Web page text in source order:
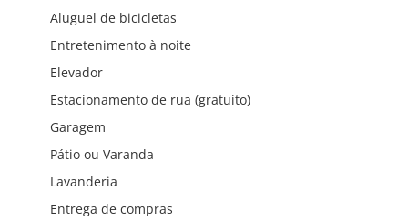
Aluguel de bicicletas
Entretenimento à noite
Elevador
Estacionamento de rua (gratuito)
Garagem
Pátio ou Varanda
Lavanderia
Entrega de compras